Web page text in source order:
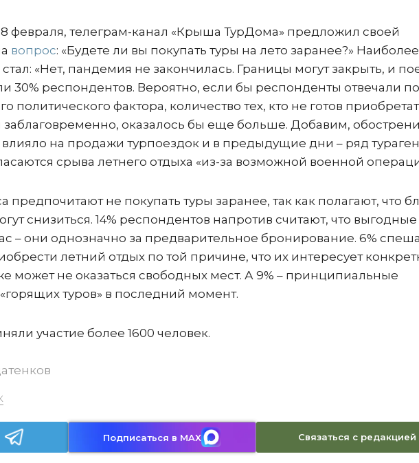
февраля, телеграм-канал «Крыша ТурДома» предложил своей
вопрос: «Будете ли вы покупать туры на лето заранее?» Наиболее
«Нет, пандемия не закончилась. Границы могут закрыть, и
30% респондентов. Вероятно, если бы респонденты отвечали
политического фактора, количество тех, кто не готов
заблаговременно, оказалось бы еще больше. Добавим,
на продажи турпоездок и в предыдущие дни – ряд
срыва летнего отдыха «из-за возможной военной
предпочитают не покупать туры заранее, так как полагают, что
снизиться. 14% респондентов напротив считают, что выгодные
– они однозначно за предварительное бронирование. 6%
летний отдых по той причине, что их интересует
может не оказаться свободных мест. А 9% – принципиальные
туров» в последний момент.
участие более 1600 человек.
Подписаться в MAX Связаться с редакцией